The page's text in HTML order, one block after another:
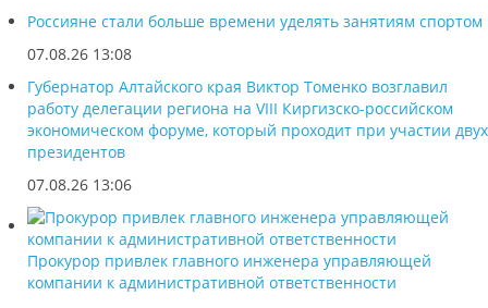
Россияне стали больше времени уделять занятиям спортом
07.08.26 13:08
Губернатор Алтайского края Виктор Томенко возглавил
работу делегации региона на VIII Киргизско-российском
экономическом форуме, который проходит при участии двух
президентов
07.08.26 13:06
Прокурор привлек главного инженера управляющей
компании к административной ответственности